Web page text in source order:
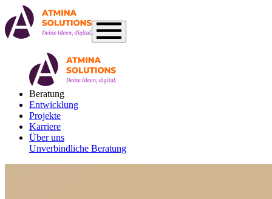
Beratung
Entwicklung
Projekte
Karriere
Über uns
Unverbindliche Beratung